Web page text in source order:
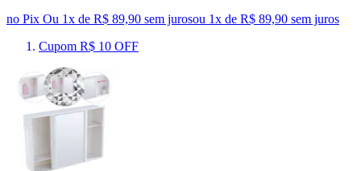
no Pix Ou 1x de R$ 89,90 sem jurosou 1x de R$ 89,90 sem juros
Cupom R$ 10 OFF